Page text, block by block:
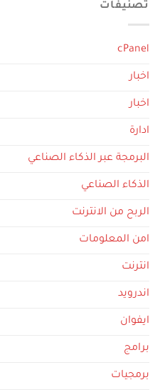
تصنيفات
cPanel
اخبار
اخبار
ادارة
البرمجة عبر الذكاء الصناعي
الذكاء الصناعي
الربح من الانترنت
امن المعلومات
انترنت
اندرويد
ايفوان
برامج
برمجيات